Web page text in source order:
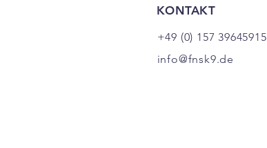
KONTAKT
+49 (0) 157 39645915
info@fnsk9.de